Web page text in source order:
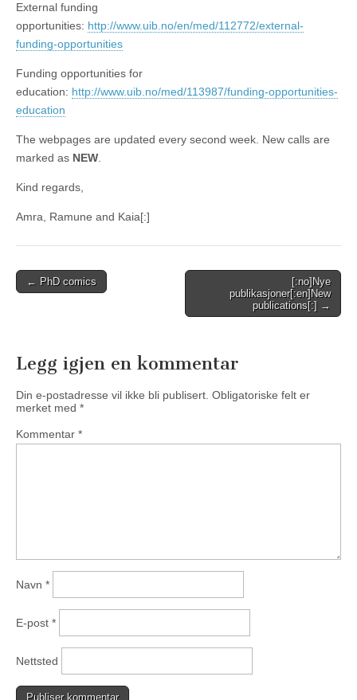
External funding
opportunities: http://www.uib.no/en/med/112772/external-
funding-opportunities
Funding opportunities for
education: http://www.uib.no/med/113987/funding-opportunities-
education
The webpages are updated every second week. New calls are
marked as NEW.
Kind regards,
Amra, Ramune and Kaia[:]
Post
← PhD comics
[:no]Nye
publikasjoner[:en]New
publications[:] →
Legg igjen en kommentar
Din e-postadresse vil ikke bli publisert. Obligatoriske felt er
merket med *
Kommentar *
Navn *
E-post *
Nettsted